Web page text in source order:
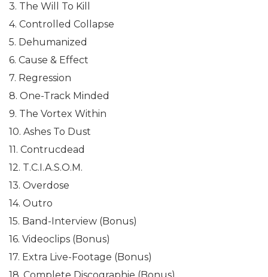
3. The Will To Kill
4. Controlled Collapse
5. Dehumanized
6. Cause & Effect
7. Regression
8. One-Track Minded
9. The Vortex Within
10. Ashes To Dust
11. Contrucdead
12. T.C.I.A.S.O.M.
13. Overdose
14. Outro
15. Band-Interview (Bonus)
16. Videoclips (Bonus)
17. Extra Live-Footage (Bonus)